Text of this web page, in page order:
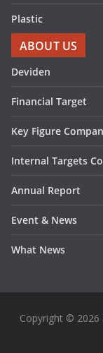
Plastic
ABOUT US
Deviden
Financial Target
Key Figure
Internal Targets
Annual Report
Event & News
What News
Copyright © 2026